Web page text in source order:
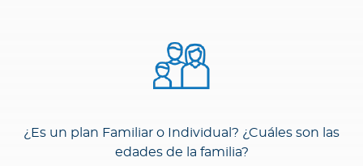
¿Es un plan Familiar o Individual? ¿Cuáles son las
edades de la familia?